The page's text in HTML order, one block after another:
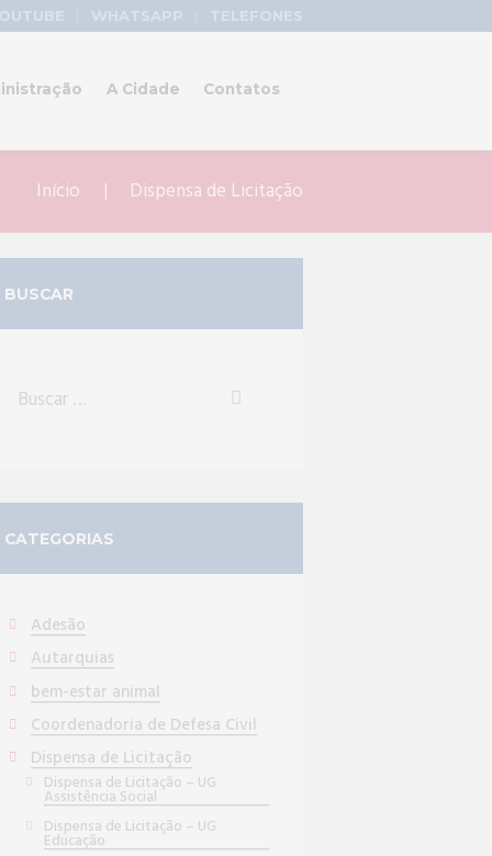
WHATSAPP TELEFONES
A Cidade Contatos
Início Dispensa de Licitação
BUSCAR
CATEGORIAS
Adesão
Autarquias
bem-estar animal
Coordenadoria de Defesa Civil
Dispensa de Licitação
Dispensa de Licitação – UG
Assistência Social
Dispensa de Licitação – UG
Educação